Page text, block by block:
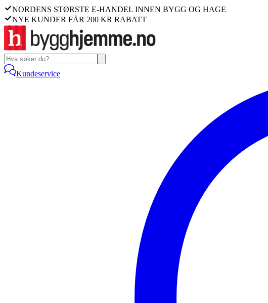
NORDENS STØRSTE E-HANDEL INNEN BYGG OG HAGE
NYE KUNDER FÅR 200 KR RABATT
Kundeservice